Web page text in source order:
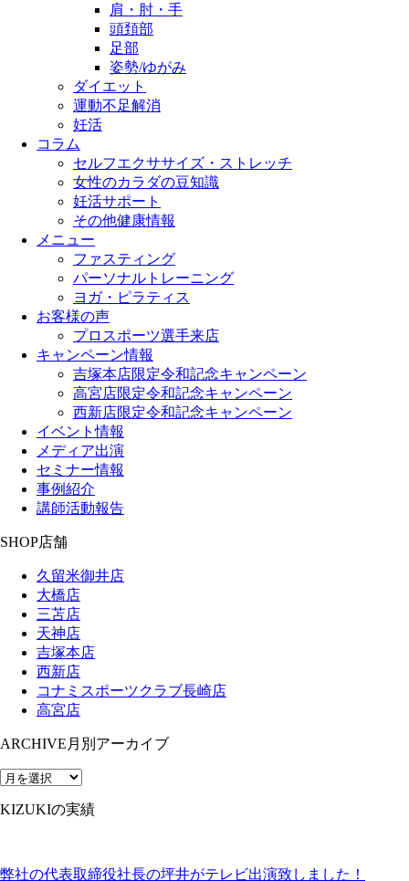
肩・肘・手
頭頚部
足部
姿勢/ゆがみ
ダイエット
運動不足解消
妊活
コラム
セルフエクササイズ・ストレッチ
女性のカラダの豆知識
妊活サポート
その他健康情報
メニュー
ファスティング
パーソナルトレーニング
ヨガ・ピラティス
お客様の声
プロスポーツ選手来店
キャンペーン情報
吉塚本店限定令和記念キャンペーン
高宮店限定令和記念キャンペーン
西新店限定令和記念キャンペーン
イベント情報
メディア出演
セミナー情報
事例紹介
講師活動報告
SHOP店舗
久留米御井店
大橋店
三苫店
天神店
吉塚本店
西新店
コナミスポーツクラブ長崎店
高宮店
ARCHIVE 月別アーカイブ
KIZUKIの実績
弊社の代表取締役社長の坪井がテレビ出演致しました！